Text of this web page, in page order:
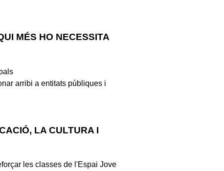
MÉS HO NECESSITA
arribi a entitats públiques i
LA CULTURA I
les classes de l'Espai Jove